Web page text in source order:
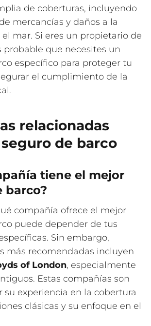
de coberturas, incluyendo
mercancías y daños a la
mar. Si eres un propietario de
probable que necesites un
específico para proteger tu
el cumplimiento de la
relacionadas
de barco
tiene el mejor
barco?
compañía ofrece el mejor
puede depender de tus
Sin embargo,
más recomendadas incluyen
of London, especialmente
Estas compañías son
su experiencia en la cobertura
clásicas y su enfoque en el